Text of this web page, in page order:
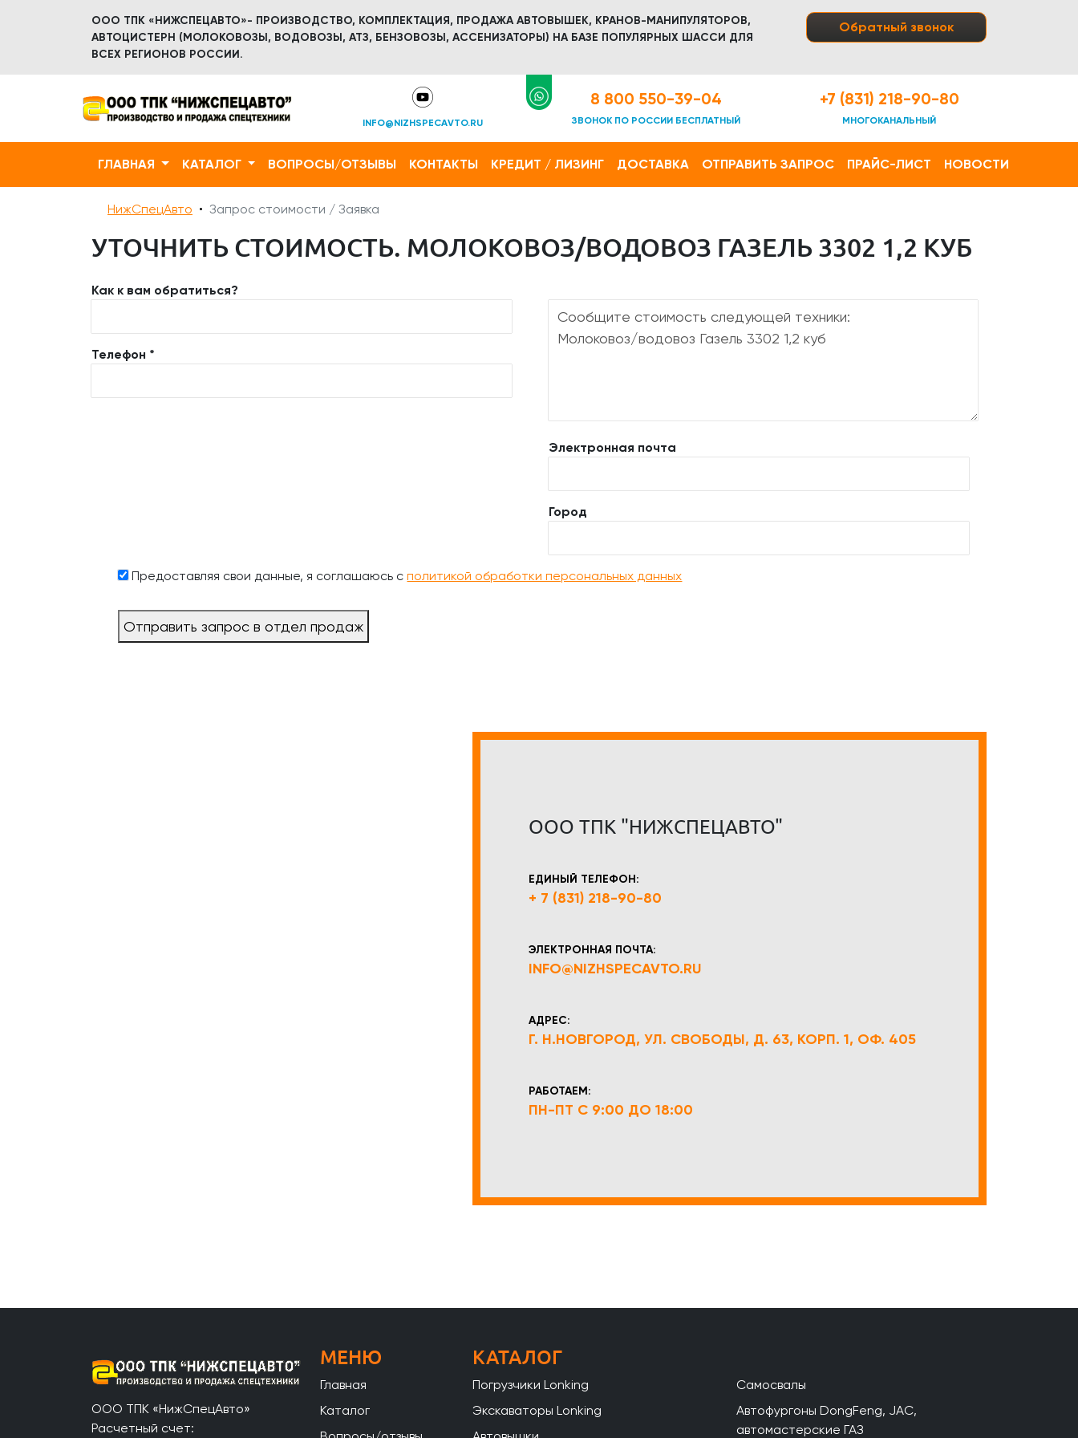
ООО ТПК «НИЖСПЕЦАВТО»- ПРОИЗВОДСТВО, КОМПЛЕКТАЦИЯ, ПРОДАЖА АВТОВЫШЕК, КРАНОВ-МАНИПУЛЯТОРОВ,
АВТОЦИСТЕРН (МОЛОКОВОЗЫ, ВОДОВОЗЫ, АТЗ, БЕНЗОВОЗЫ, АССЕНИЗАТОРЫ) НА БАЗЕ ПОПУЛЯРНЫХ ШАССИ ДЛЯ
ВСЕХ РЕГИОНОВ РОССИИ.
Обратный звонок
INFO@NIZHSPECAVTO.RU
8 800 550-39-04
ЗВОНОК ПО РОССИИ БЕСПЛАТНЫЙ
+7 (831) 218-90-80
МНОГОКАНАЛЬНЫЙ
ГЛАВНАЯ КАТАЛОГ ВОПРОСЫ/ОТЗЫВЫ КОНТАКТЫ КРЕДИТ / ЛИЗИНГ ДОСТАВКА ОТПРАВИТЬ ЗАПРОС ПРАЙС-ЛИСТ НОВОСТИ
НижСпецАвто Запрос стоимости / Заявка
УТОЧНИТЬ СТОИМОСТЬ. МОЛОКОВОЗ/ВОДОВОЗ ГАЗЕЛЬ 3302 1,2 КУБ
Как к вам обратиться?
Телефон *
Электронная почта
Город
Предоставляя свои данные, я соглашаюсь сполитикой обработки персональных данных
Отправить запрос в отдел продаж
ООО ТПК "НИЖСПЕЦАВТО"
ЕДИНЫЙ ТЕЛЕФОН:
+ 7 (831) 218-90-80
ЭЛЕКТРОННАЯ ПОЧТА:
INFO@NIZHSPECAVTO.RU
АДРЕС:
Г. Н.НОВГОРОД, УЛ. СВОБОДЫ, Д. 63, КОРП. 1, ОФ. 405
РАБОТАЕМ:
ПН-ПТ С 9:00 ДО 18:00
ООО ТПК «НижСпецАвто»
Расчетный счет:
МЕНЮ
Главная
Каталог
КАТАЛОГ
Погрузчики Lonking
Экскаваторы Lonking
Самосвалы
Автофургоны DongFeng, JAC,
автомастерские ГАЗ